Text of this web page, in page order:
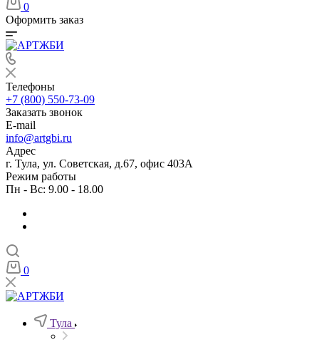
0
Оформить заказ
Телефоны
+7 (800) 550-73-09
Заказать звонок
E-mail
info@artgbi.ru
Адрес
г. Тула, ул. Советская, д.67, офис 403А
Режим работы
Пн - Вс: 9.00 - 18.00
0
Тула